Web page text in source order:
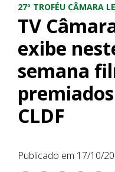
27º TROFÉU CÂMARA
TV
exibe
semana
CLDF
Publicado em 17/10/